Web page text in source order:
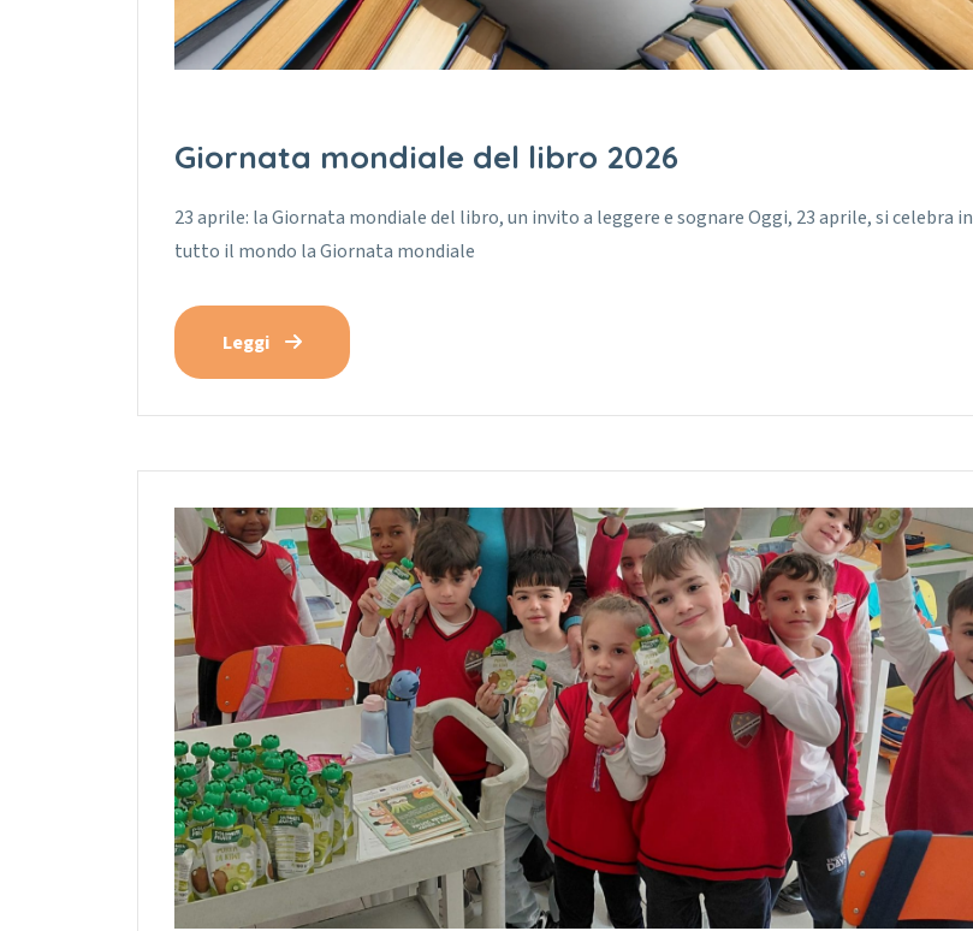
Giornata mondiale del libro 2026
23 aprile: la Giornata mondiale del libro, un invito a leggere e sognare Oggi, 23 aprile, si celebra in
tutto il mondo la Giornata mondiale
Leggi